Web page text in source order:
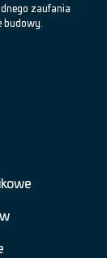
zaufania
budowy.